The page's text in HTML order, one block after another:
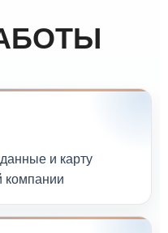
и карту
компании